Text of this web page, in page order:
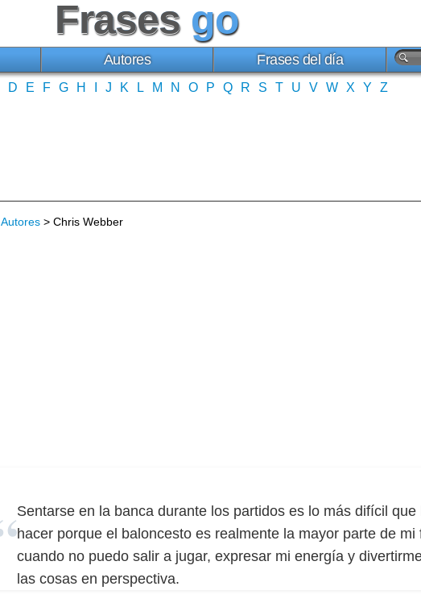
Frases go
Autores Frases del día
D E F G H J K L M N O P Q R S T U V W X Y Z
Autores > Chris Webber
Sentarse en la banca durante los partidos es lo más difícil que
hacer porque el baloncesto es realmente la mayor parte de mi
cuando no puedo salir a jugar, expresar mi energía y
las cosas en perspectiva.